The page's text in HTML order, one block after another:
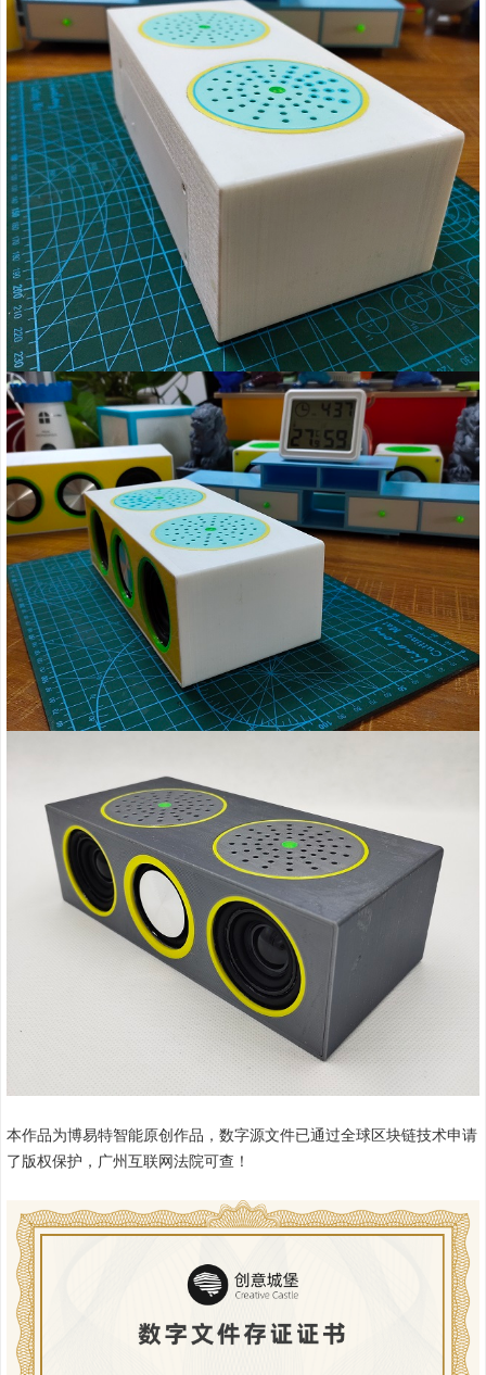
本作品为博易特智能原创作品，数字源文件已通过全球区块链技术申请
了版权保护，广州互联网法院可查！